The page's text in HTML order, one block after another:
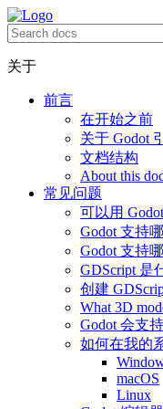
关于
前言
在开始之前
关于 Godot
文档结构
About this
常见问题
可以用
Godot 支持
Godot 支持
GDScript 是
创建
What 3D
Godot 会支
如何在我的
macOS
Linux